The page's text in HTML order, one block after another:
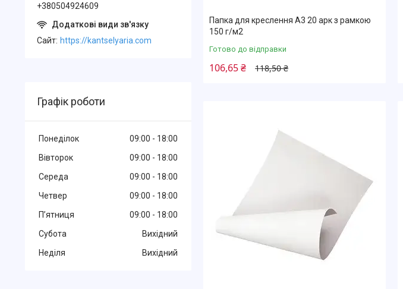
Папка для креслення А3 20 арк з рамкою
150 г/м2
Готово до відправки
118,50 ₴
106,65 ₴
+380504924609
Cайт https://kantselyaria.com
Графік роботи
Понеділок 09:00
18:00
Вівторок
09:00
18:00
Середа
09:00
18:00
Четвер
09:00
18:00
Пʼятниця
09:00
18:00
Субота
Вихідний
Неділя
Вихідний